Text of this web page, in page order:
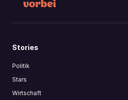
Stories
Politik
Stars
Wirtschaft